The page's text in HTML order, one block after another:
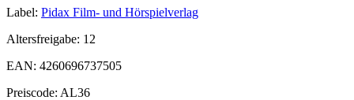
Label: Pidax Film- und Hörspielverlag
Altersfreigabe: 12
EAN: 4260696737505
Preiscode: AL36